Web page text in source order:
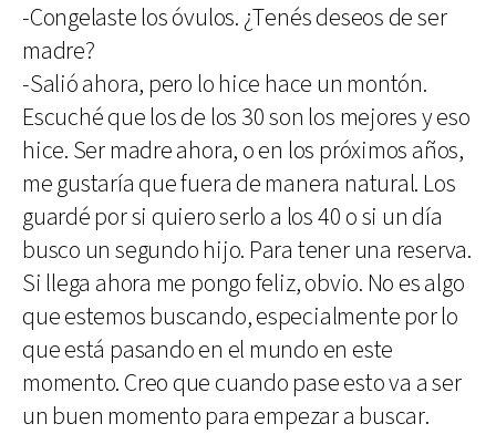
-Congelaste los óvulos. ¿Tenés deseos de ser
madre?
-Salió ahora, pero lo hice hace un montón.
Escuché que los de los 30 son los mejores y eso
hice. Ser madre ahora, o en los próximos años,
me gustaría que fuera de manera natural. Los
guardé por si quiero serlo a los 40 o si un día
busco un segundo hijo. Para tener una reserva.
Si llega ahora me pongo feliz, obvio. No es algo
que estemos buscando, especialmente por lo
que está pasando en el mundo en este
momento. Creo que cuando pase esto va a ser
un buen momento para empezar a buscar.